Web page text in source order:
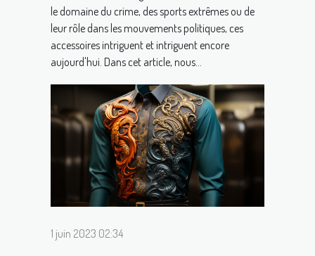
le domaine du crime, des sports extrêmes ou de
leur rôle dans les mouvements politiques, ces
accessoires intriguent et intriguent encore
aujourd'hui. Dans cet article, nous...
1 juin 2023 02:34